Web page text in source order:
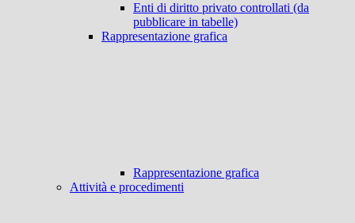
Enti di diritto privato controllati (da
pubblicare in tabelle)
Rappresentazione grafica
Rappresentazione grafica
Attività e procedimenti